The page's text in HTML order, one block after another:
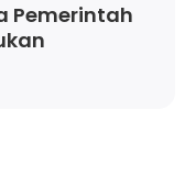
Pemerintah